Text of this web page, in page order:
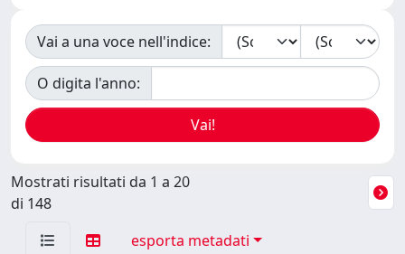
Vai a una voce nell'indice:
O digita l'anno:
Mostrati risultati da 1 a 20
di 148
esporta metadati